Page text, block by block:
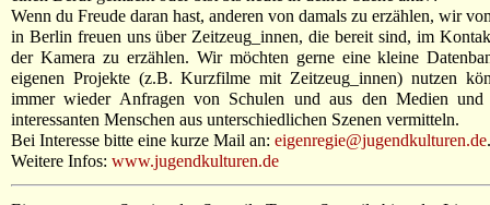
Wenn du Freude daran hast, anderen von damals zu erzählen, wir
in Berlin freuen uns über Zeitzeug_innen, die bereit sind, im
der Kamera zu erzählen. Wir möchten gerne eine kleine
eigenen Projekte (z.B. Kurzfilme mit Zeitzeug_innen) nutzen
immer wieder Anfragen von Schulen und aus den Medien
interessanten Menschen aus unterschiedlichen Szenen vermitteln.
Bei Interesse bitte eine kurze Mail an: eigenregie@jugendkulturen.de.
Weitere Infos: www.jugendkulturen.de